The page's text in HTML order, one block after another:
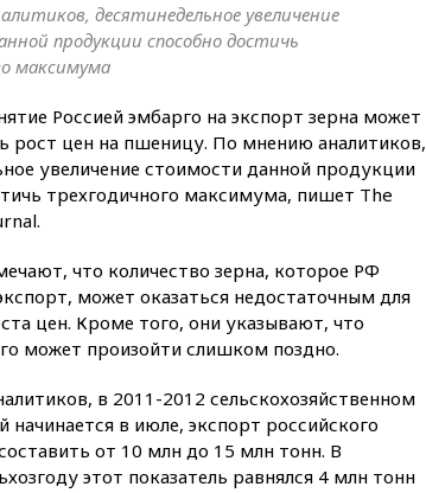
десятинедельное увеличение
продукции способно достичь
максимума
Россией эмбарго на экспорт зерна может
рост цен на пшеницу. По мнению аналитиков,
увеличение стоимости данной продукции
трехгодичного максимума, пишет The
что количество зерна, которое РФ
может оказаться недостаточным для
цен. Кроме того, они указывают, что
может произойти слишком поздно.
в 2011-2012 сельскохозяйственном
начинается в июле, экспорт российского
от 10 млн до 15 млн тонн. В
этот показатель равнялся 4 млн тонн